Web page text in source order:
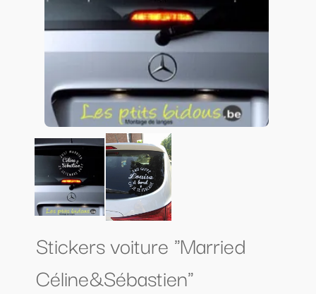
Stickers voiture "Married
Céline&Sébastien"